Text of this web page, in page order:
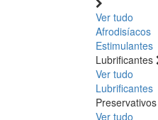
Ver tudo
Afrodisíacos
Estimulantes
Lubrificantes
Ver tudo
Lubrificantes
Preservativos
Ver tudo